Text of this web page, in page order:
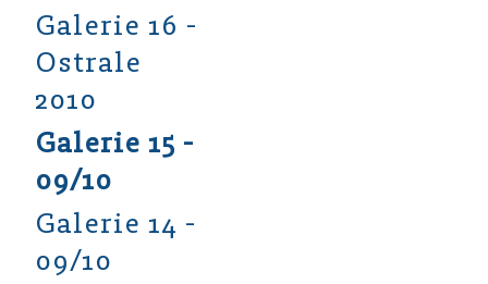
Galerie 16 -
Ostrale
2010
Galerie 15 -
09/10
Galerie 14 -
09/10